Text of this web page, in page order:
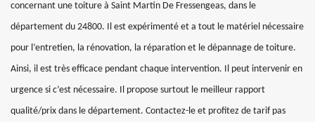
concernant une toiture à Saint Martin De Fressengeas, dans le
département du 24800. Il est expérimenté et a tout le matériel nécessaire
pour l’entretien, la rénovation, la réparation et le dépannage de toiture.
Ainsi, il est très efficace pendant chaque intervention. Il peut intervenir en
urgence si c’est nécessaire. Il propose surtout le meilleur rapport
qualité/prix dans le département. Contactez-le et profitez de tarif pas